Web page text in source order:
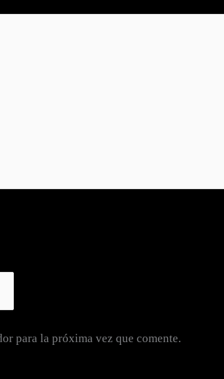
para la próxima vez que comente.